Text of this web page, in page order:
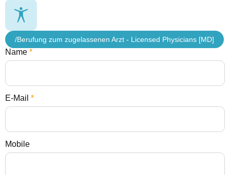
/Berufung zum zugelassenen Arzt - Licensed Physicians [MD]
Name *
E-Mail *
Mobile